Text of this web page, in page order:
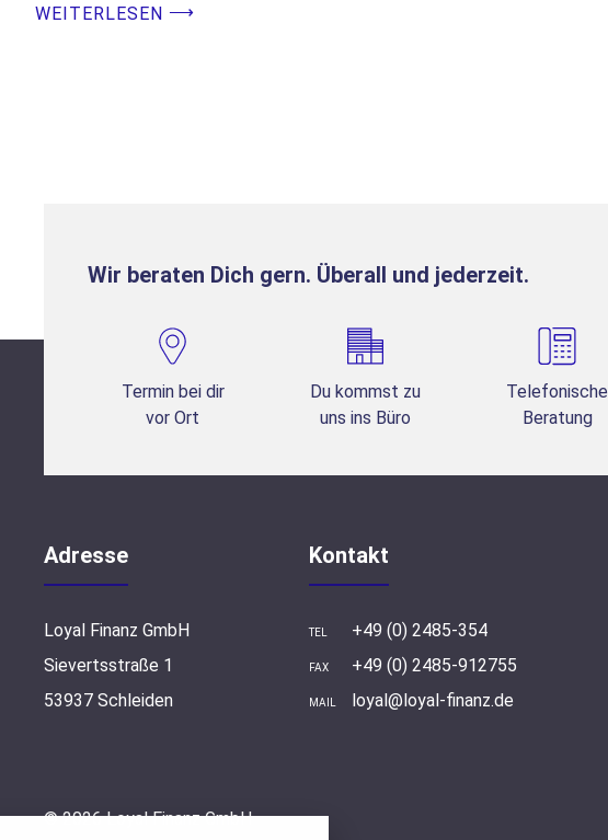
WEITERLESEN ⟶
Wir beraten Dich gern. Überall und jederzeit.
Termin bei dir
vor Ort
Du kommst zu
uns ins Büro
Telefonische
Beratung
Adresse
Loyal Finanz GmbH
Sievertsstraße 1
53937 Schleiden
Kontakt
TEL +49 (0) 2485-354
FAX +49 (0) 2485-912755
MAIL loyal@loyal-finanz.de
© 2026 Loyal Finanz GmbH